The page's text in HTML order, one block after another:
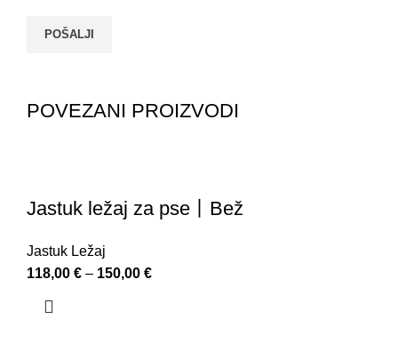
POVEZANI PROIZVODI
Jastuk ležaj za pse丨Bež
Jastuk Ležaj
118,00 € – 150,00 €